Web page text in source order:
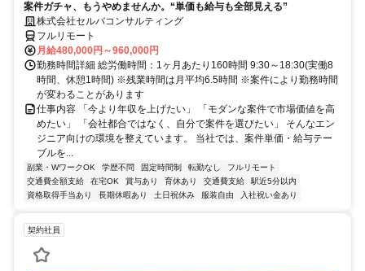
案件ガチャ、もうやめませんか。“単価も給与も全部見える”
株式会社セルバコンサルティング
フルリモート
月給480,000円～960,000円
勤務時間詳細 総労働時間：1ヶ月あたり160時間 9:30～18:30(実働8
時間、休憩1時間) ※残業時間は月平均6.5時間 ※案件により勤務時間
が変わることがあります
仕事内容 「今より年収を上げたい」 「モダンな案件で市場価値を高
めたい」 「会社都合ではなく、自分で案件を選びたい」 そんなエン
ジニア向けの環境を整えています。 当社では、案件単価・給与テー
ブルを...
副業・WワークOK 学歴不問 固定時間制 転勤なし
フルリモート
交通費全額支給
在宅OK 賞与あり 育休あり 交通費支給
駅近5分以内
資格取得手当あり
長期休暇あり 土日祝休み 服装自由 入社祝い金あり
契約社員